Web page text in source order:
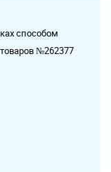
способом
№262377